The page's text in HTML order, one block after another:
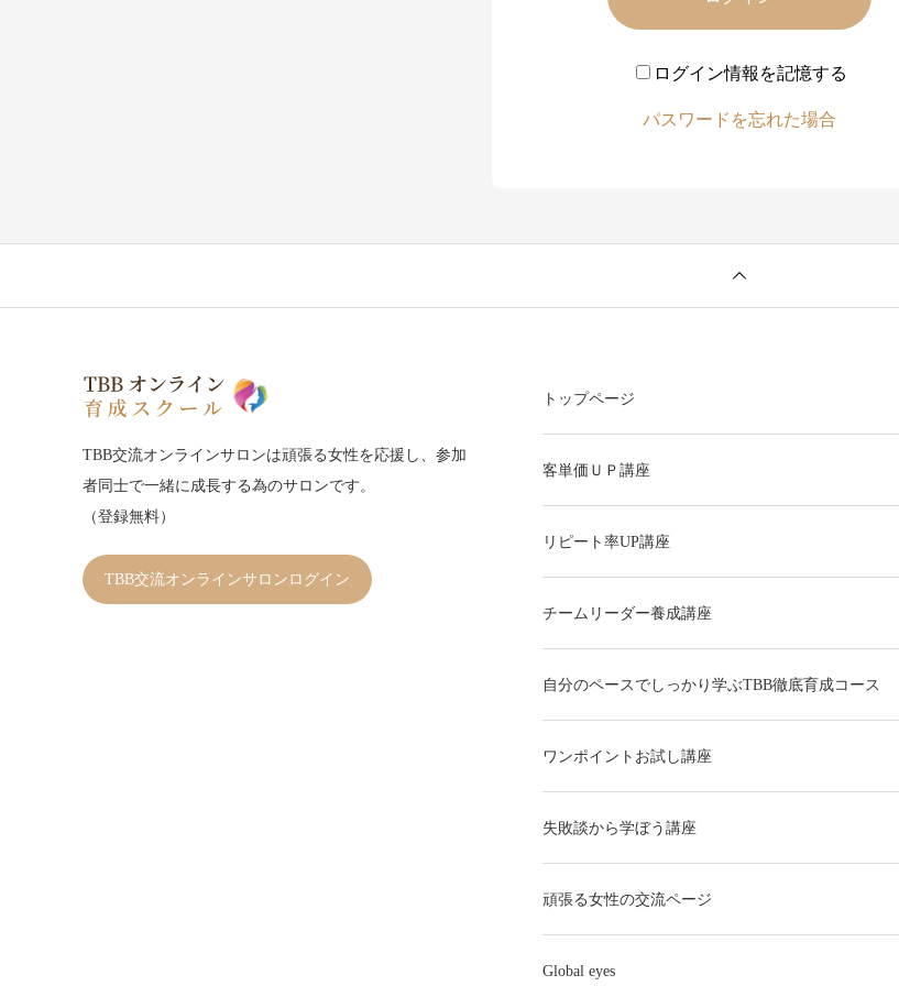
ログイン情報を記憶する
パスワードを忘れた場合
TBB交流オンラインサロンは頑張る女性を応援し、参加
者同士で一緒に成長する為のサロンです。
（登録無料）
TBB交流オンラインサロンログイン
トップページ
客単価ＵＰ講座
リピート率UP講座
チームリーダー養成講座
自分のペースでしっかり学ぶTBB徹底育成コース
ワンポイントお試し講座
失敗談から学ぼう講座
頑張る女性の交流ページ
Global eyes